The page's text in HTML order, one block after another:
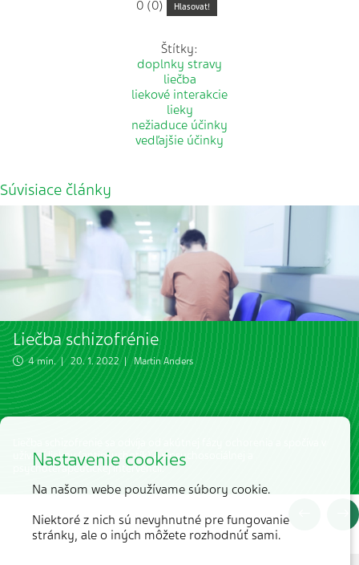
0 (0) Hlasovat!
Štítky:
doplnky stravy
liečba
liekové interakcie
lieky
nežiaduce účinky
vedľajšie účinky
Súvisiace články
Liečba schizofrénie
4 min. | 20. 1. 2022 |Martin Anders
užívaní liekov (antipsychotík) a v psychosociálnej a
psychoterapeutickej intervencii.
Nastavenie cookies
Na našom webe používame súbory cookie.
Niektoré z nich sú nevyhnutné pre fungovanie
stránky, ale o iných môžete rozhodnúť sami.